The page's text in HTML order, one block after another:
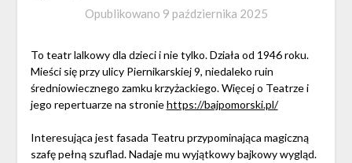
Opublikowano 9 października 2025
To teatr lalkowy dla dzieci i nie tylko. Działa od 1946 roku.
Mieści się przy ulicy Piernikarskiej 9, niedaleko ruin
średniowiecznego zamku krzyżackiego. Więcej o Teatrze i
jego repertuarze na stroniehttps://bajpomorski.pl/
Interesująca jest fasada Teatru przypominająca magiczną
szafę pełną szuflad. Nadaje mu wyjątkowy bajkowy wygląd.